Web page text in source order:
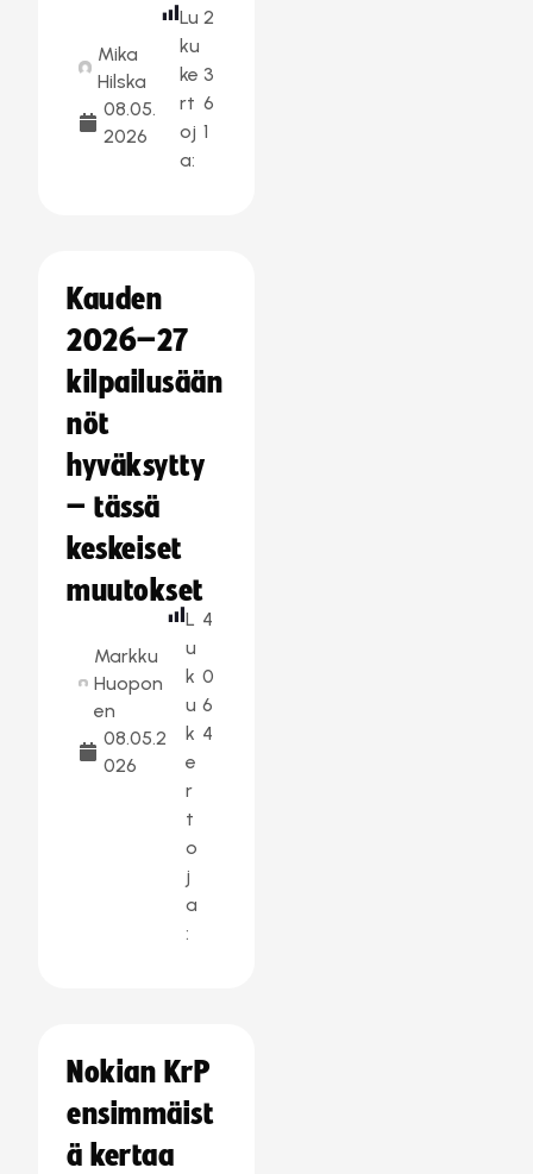
Mika
Hilska
08.05.
2026
Lu
ku
ke
rt
oj
a:
2
3
6
1
Kauden
2026–27
kilpailusään
nöt
hyväksytty
– tässä
keskeiset
muutokset
Markku
Huopon
en
08.05.2
026
L
u
k
u
k
e
r
t
o
j
a
:
4
0
6
4
Nokian KrP
ensimmäist
ä kertaa